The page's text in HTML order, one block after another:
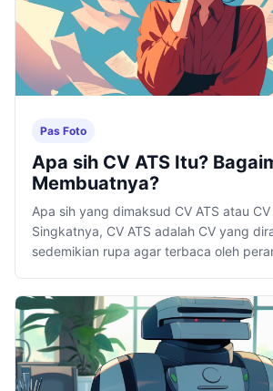
Pas Foto
Apa sih CV ATS Itu?
Membuatnya?
Apa sih yang dimaksud CV ATS atau
Singkatnya, CV ATS adalah CV yang
sedemikian rupa agar terbaca oleh